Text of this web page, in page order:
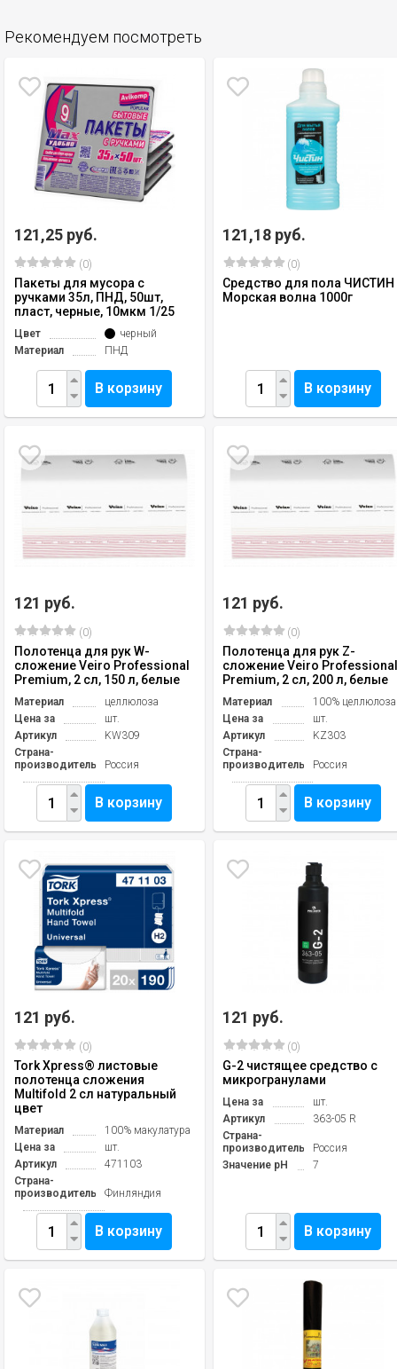
Рекомендуем посмотреть
121,25 руб.
(0)
Пакеты для мусора с
ручками 35л, ПНД, 50шт,
пласт, черные, 10мкм 1/25
Цвет
черный
Материал
ПНД
В корзину
121,18 руб.
(0)
Средство для пола ЧИСТИН
Морская волна 1000г
В корзину
121 руб.
(0)
Полотенца для рук W-
сложение Veiro Professional
Premium, 2 сл, 150 л, белые
Материал
целлюлоза
Цена за
шт.
Артикул
KW309
Страна-
производитель
Россия
В корзину
121 руб.
(0)
Полотенца для рук Z-
сложение Veiro
Premium, 2 сл, 200 л, белые
Материал
100% целлюлоза
Цена за
шт.
Артикул
KZ303
Страна-
производитель
Россия
В корзину
121 руб.
(0)
Tork Xpress® листовые
полотенца сложения
Multifold 2 сл натуральный
цвет
Материал
100% макулатура
Цена за
шт.
Артикул
471103
Страна-
производитель
Финляндия
В корзину
121 руб.
(0)
G-2 чистящее средство с
микрогранулами
Цена за
шт.
Артикул
363-05 R
Страна-
производитель
Россия
Значение pH
7
В корзину